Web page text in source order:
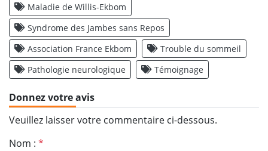
Maladie de Willis-Ekbom
Syndrome des Jambes sans Repos
Association France Ekbom
Trouble du sommeil
Pathologie neurologique
Témoignage
Donnez votre avis
Veuillez laisser votre commentaire ci-dessous.
Nom : *